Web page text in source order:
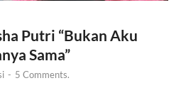
Putri “Bukan Aku
Sama”
- 5 Comments.